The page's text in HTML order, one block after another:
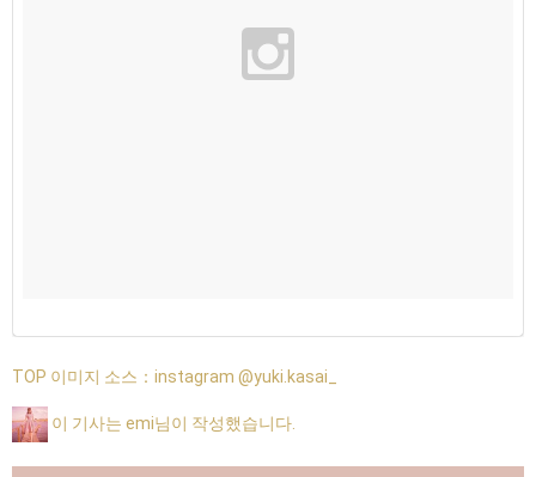
TOP 이미지 소스： instagram @yuki.kasai_
이 기사는 emi님이 작성했습니다.